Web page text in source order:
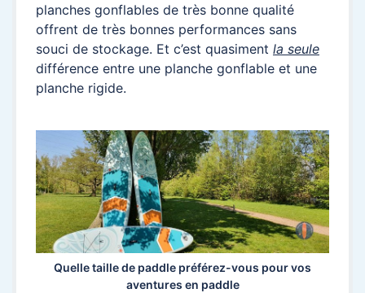
planches gonflables de très bonne qualité
offrent de très bonnes performances sans
souci de stockage. Et c’est quasiment la seule
différence entre une planche gonflable et une
planche rigide.
Quelle taille de paddle préférez-vous pour vos
aventures en paddle